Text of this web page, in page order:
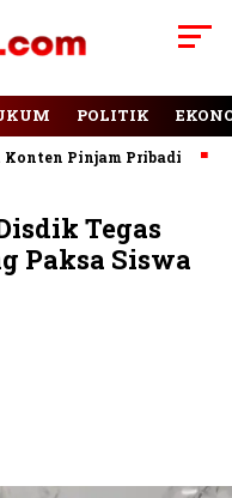
POLITIK
Pinjam Pribadi
Tegas
Paksa Siswa